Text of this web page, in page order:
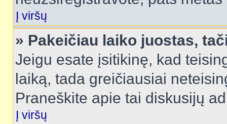
Į viršų
» Pakeičiau laiko juostas,
Jeigu esate įsitikinę, kad
laiką, tada greičiausiai
Praneškite apie tai diskusijų
Į viršų